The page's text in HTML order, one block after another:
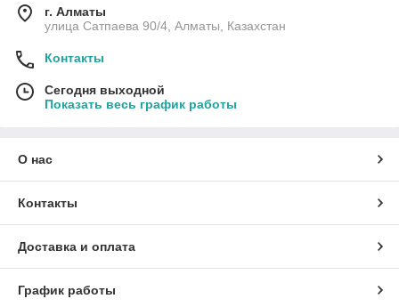
г. Алматы
улица Сатпаева 90/4, Алматы, Казахстан
Контакты
Сегодня выходной
Показать весь график работы
О нас
Контакты
Доставка и оплата
График работы